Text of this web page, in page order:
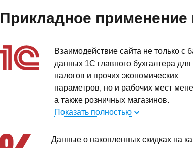
Прикладное применение
Взаимодействие сайта не только с
данных 1С главного бухгалтера для
налогов и прочих экономических
параметров, но и рабочих мест
а также розничных магазинов.
Показать полностью
Данные о накопленных скидках на